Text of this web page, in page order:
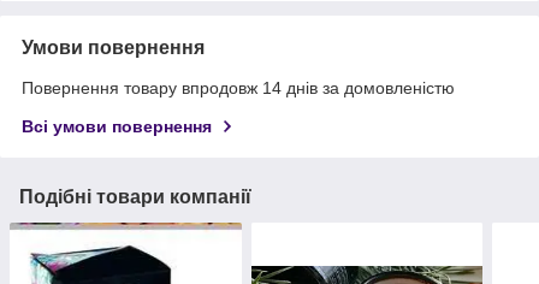
Умови повернення
Повернення товару впродовж 14 днів за домовленістю
Всі умови повернення
Подібні товари компанії